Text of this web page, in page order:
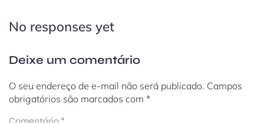
No responses yet
Deixe um comentário
O seu endereço de e-mail não será publicado. Campos
obrigatórios são marcados com *